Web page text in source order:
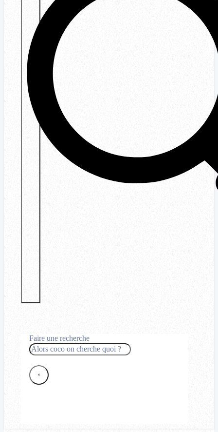
Faire une recherche
Rechercher
×